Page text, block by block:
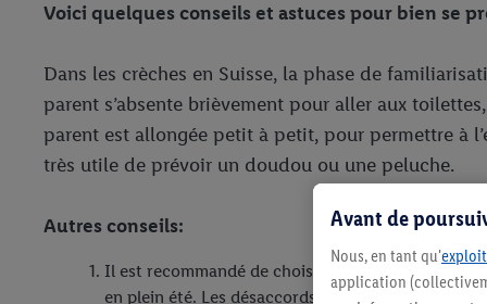
Voici quelques conseils et astuces pour bien se
Dans les crèches en Suisse, la phase de
parent s’absente brièvement pour aller aux
parent est allongée petit à petit, pour permettre à
très utile de prévoir un doudou ou une peluche.
Autres conseils:
Il est recommandé de choisir les vêtements la
en plein été. Les désaccords au sujet des
Avant de
Nous, en tant qu'
application